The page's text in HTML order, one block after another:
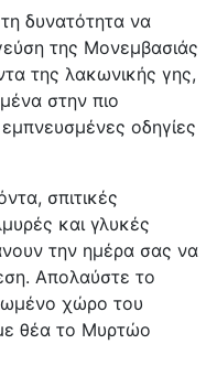
δυνατότητα να
της Μονεμβασιάς
της λακωνικής γης,
στην πιο
οδηγίες
σπιτικές
και γλυκές
την ημέρα σας να
Απολαύστε το
χώρο του
θέα το Μυρτώο